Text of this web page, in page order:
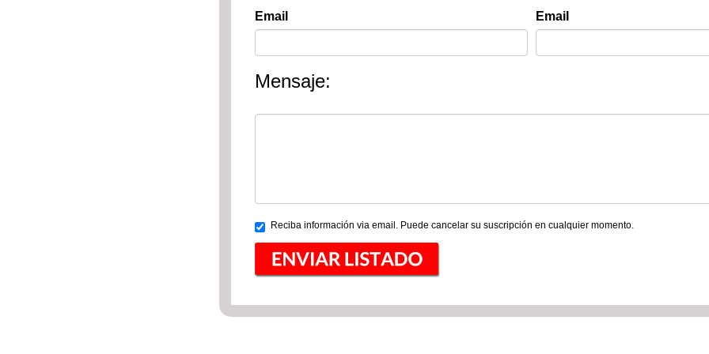
Email Email
Mensaje:
Reciba información via email. Puede cancelar su suscripción en cualquier momento.